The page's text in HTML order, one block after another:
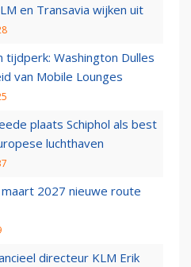
en Transavia wijken uit
tijdperk: Washington Dulles
van Mobile Lounges
plaats Schiphol als best
luchthaven
2027 nieuwe route
directeur KLM Erik